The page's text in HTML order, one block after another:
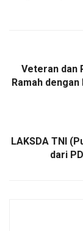
Veteran dan
Ramah
LAKSDA TNI
dari